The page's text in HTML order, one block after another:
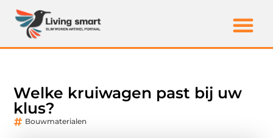
Welke kruiwagen past bij uw
klus?
Bouwmaterialen